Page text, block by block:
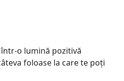
o lumină pozitivă
foloase la care te poţi